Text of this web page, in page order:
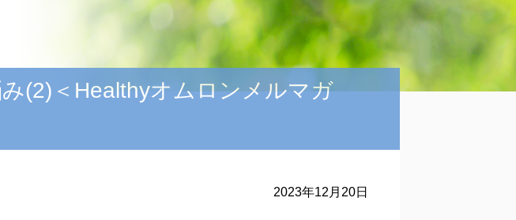
(2)＜Healthyオムロンメルマガ
2023年12月20日